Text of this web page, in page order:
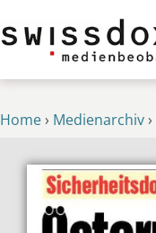
Home› Medienarchiv›